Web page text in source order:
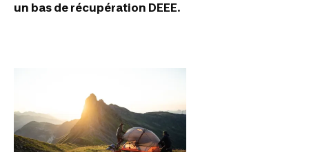
un bas de récupération DEEE.